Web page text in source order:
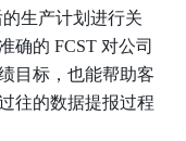
生产计划进行关
确的 FCST 对公司
目标，也能帮助客
往的数据提报过程